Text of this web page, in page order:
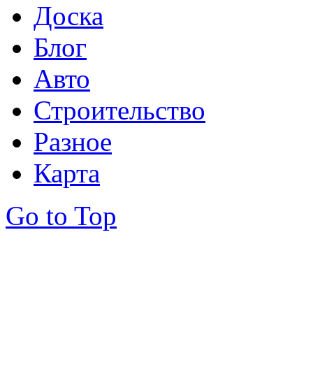
Доска
Блог
Авто
Строительство
Разное
Карта
Go to Top